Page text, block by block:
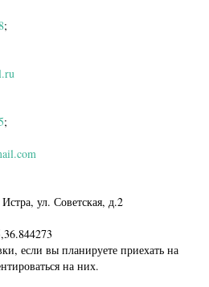
;
;
ул. Советская, д.2
если вы планируете приехать на
на них.